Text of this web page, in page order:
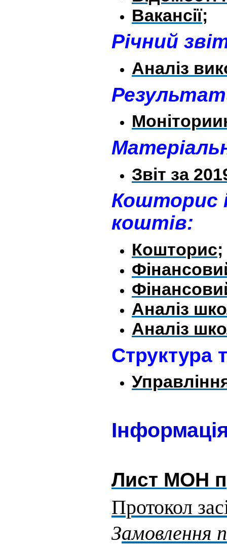
Вакансії;
Річний
Аналіз
Звіт за
Кошторис
коштів:
Кошторис;
Аналіз
Аналіз
Структура
Лист МОН
Протокол
Замовлення